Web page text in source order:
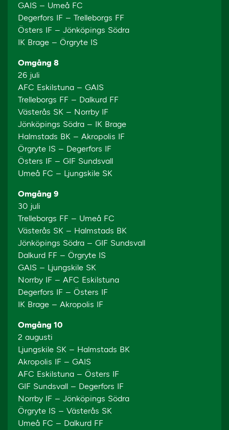
GAIS – Umeå FC
Degerfors IF – Trelleborgs FF
Östers IF – Jönköpings Södra
IK Brage – Örgryte IS
Omgång 8
26 juli
AFC Eskilstuna – GAIS
Trelleborgs FF – Dalkurd FF
Västerås SK – Norrby IF
Jönköpings Södra – IK Brage
Halmstads BK – Akropolis IF
Örgryte IS – Degerfors IF
Östers IF – GIF Sundsvall
Umeå FC – Ljungskile SK
Omgång 9
30 juli
Trelleborgs FF – Umeå FC
Västerås SK – Halmstads BK
Jönköpings Södra – GIF Sundsvall
Dalkurd FF – Örgryte IS
GAIS – Ljungskile SK
Norrby IF – AFC Eskilstuna
Degerfors IF – Östers IF
IK Brage – Akropolis IF
Omgång 10
2 augusti
Ljungskile SK – Halmstads BK
Akropolis IF – GAIS
AFC Eskilstuna – Östers IF
GIF Sundsvall – Degerfors IF
Norrby IF – Jönköpings Södra
Örgryte IS – Västerås SK
Umeå FC – Dalkurd FF